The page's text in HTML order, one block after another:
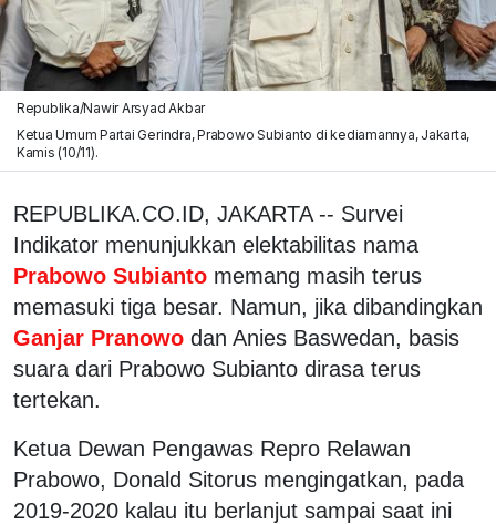
Republika/Nawir Arsyad Akbar
Ketua Umum Partai Gerindra, Prabowo Subianto di kediamannya, Jakarta,
Kamis (10/11).
REPUBLIKA.CO.ID, JAKARTA -- Survei
Indikator menunjukkan elektabilitas nama
Prabowo Subianto memang masih terus
memasuki tiga besar. Namun, jika dibandingkan
Ganjar Pranowo dan Anies Baswedan, basis
suara dari Prabowo Subianto dirasa terus
tertekan.
Ketua Dewan Pengawas Repro Relawan
Prabowo, Donald Sitorus mengingatkan, pada
2019-2020 kalau itu berlanjut sampai saat ini